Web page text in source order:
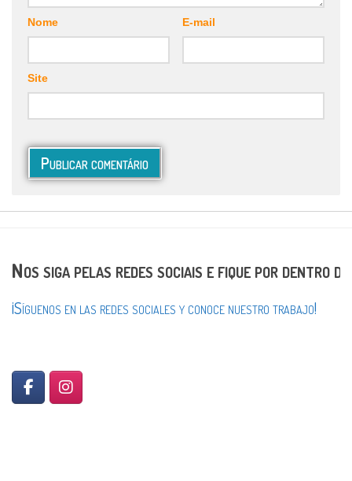
Nome E-mail
Site
Nos siga pelas redes sociais e fique por dentro
¡Síguenos en las redes sociales y conoce nuestro trabajo!